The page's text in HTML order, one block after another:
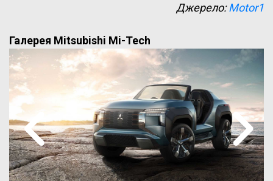
Джерело:Motor1
Галерея Mitsubishi Mi-Tech